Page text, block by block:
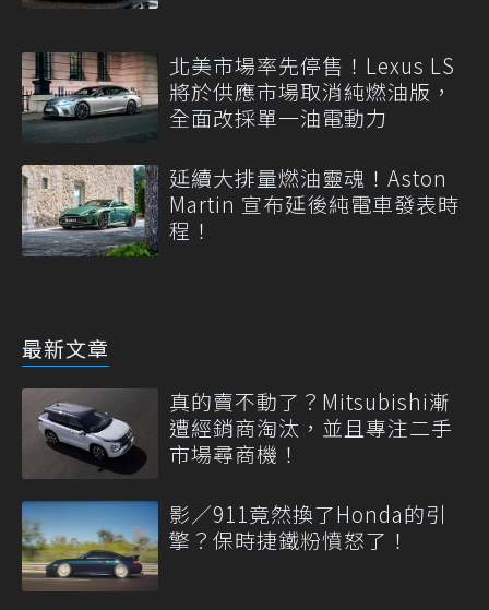
北美市場率先停售！Lexus LS
將於供應市場取消純燃油版，
全面改採單一油電動力
延續大排量燃油靈魂！Aston
Martin 宣布延後純電車發表時
程！
最新文章
真的賣不動了？Mitsubishi漸
遭經銷商淘汰，並且專注二手
市場尋商機！
影／911竟然換了Honda的引
擎？保時捷鐵粉憤怒了！